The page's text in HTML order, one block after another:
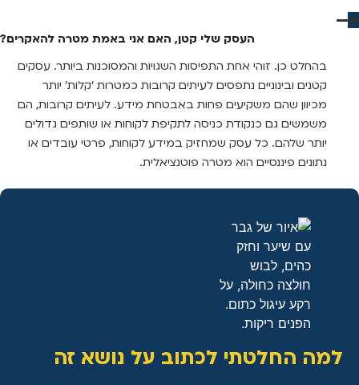
העסק שלי קטן, האם אני באמת מטרה להאקרים?
בהחלט כן. זוהי אחת התפיסות השגויות והמסוכנות ביותר. עסקים
קטנים ובינוניים נתפסים לעיתים קרובות כמטרות 'קלות' יותר
מכיוון שהם משקיעים פחות באבטחת מידע. לעיתים קרובות, הם
משמשים גם כנקודת כניסה לתקיפת לקוחות או שותפים גדולים
יותר שלהם. כל עסק שמחזיק במידע לקוחות, פרטי עובדים או
נתונים פיננסיים הוא מטרה פוטנציאלית.
למה החלטתי לכתוב על נושא זה